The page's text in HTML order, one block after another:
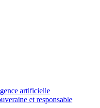
artificielle
et responsable